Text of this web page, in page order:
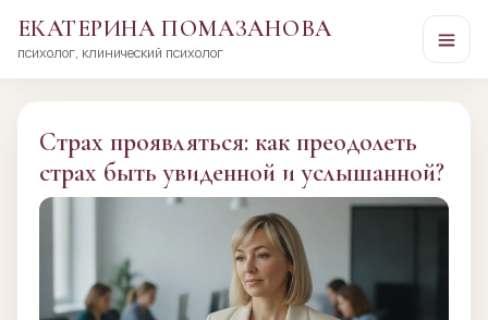
ЕКАТЕРИНА ПОМАЗАНОВА
психолог, клинический психолог
Страх проявляться: как преодолеть
страх быть увиденной и услышанной?